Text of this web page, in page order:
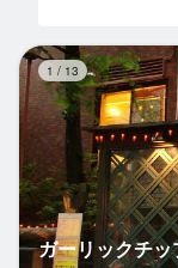
1 / 13
ガーリックチッ